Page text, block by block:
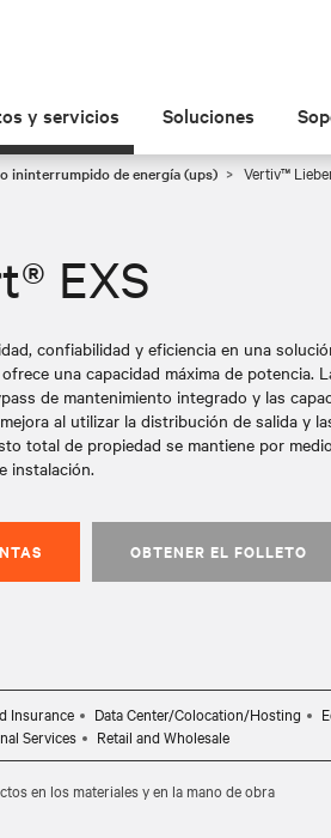
y servicios Soluciones
ininterrumpido de energía (ups) Vertiv™
EXS
confiabilidad y eficiencia en una
una capacidad máxima de potencia.
de mantenimiento integrado y las
al utilizar la distribución de salida y
total de propiedad se mantiene por
instalación.
OBTENER EL FOLLETO
Insurance Data Center/Colocation/Hosting
Services Retail and Wholesale
en los materiales y en la mano de obra